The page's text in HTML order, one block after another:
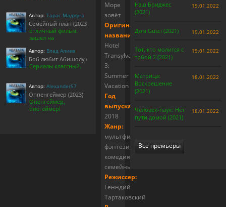
Море
зовёт
Оригинальное
название:
Hotel
Transylvania
3:
Summer
Vacation
Год
выпуска:
2018
Жанр:
мультфильм,
фэнтези,
комедия,
семейный
Режиссер:
Генндий
Тартаковский
Автор: Тарас Маджуга
Семейный план (2023)
отличный фильм.
зашел на
Автор: Влад Алиев
Боб любит Абишолу (1-5 сезон)
Сериалы классный.
Автор: Alexander57
Оппенгеймер (2023)
Опенгеймер,
опегеймер!
Нэш Бриджес
(2021)
19.01.2022
Дом Gucci (2021) 19.01.2022
Тот, кто молится с
тобой 2 (2021)
19.01.2022
Матрица:
Воскрешение
(2021)
18.01.2022
Человек-паук: Нет
пути домой (2021)
18.01.2022
Все премьеры